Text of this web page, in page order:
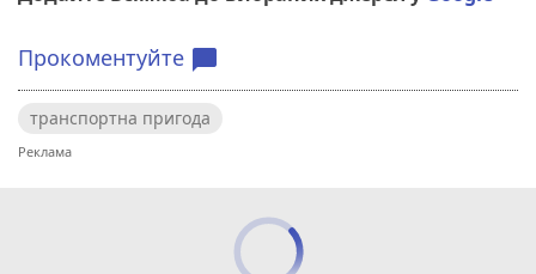
Прокоментуйте chat_bubble
транспортна пригода